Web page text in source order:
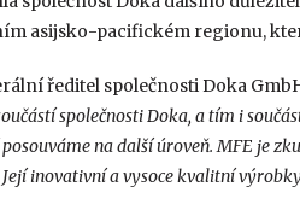
asijsko-pacifickém regionu,
ředitel společnosti Doka
společnosti Doka, a tím i
na další úroveň. MFE je
inovativní a vysoce kvalitní